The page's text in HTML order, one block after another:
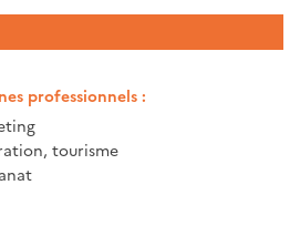
professionnels :
tourisme